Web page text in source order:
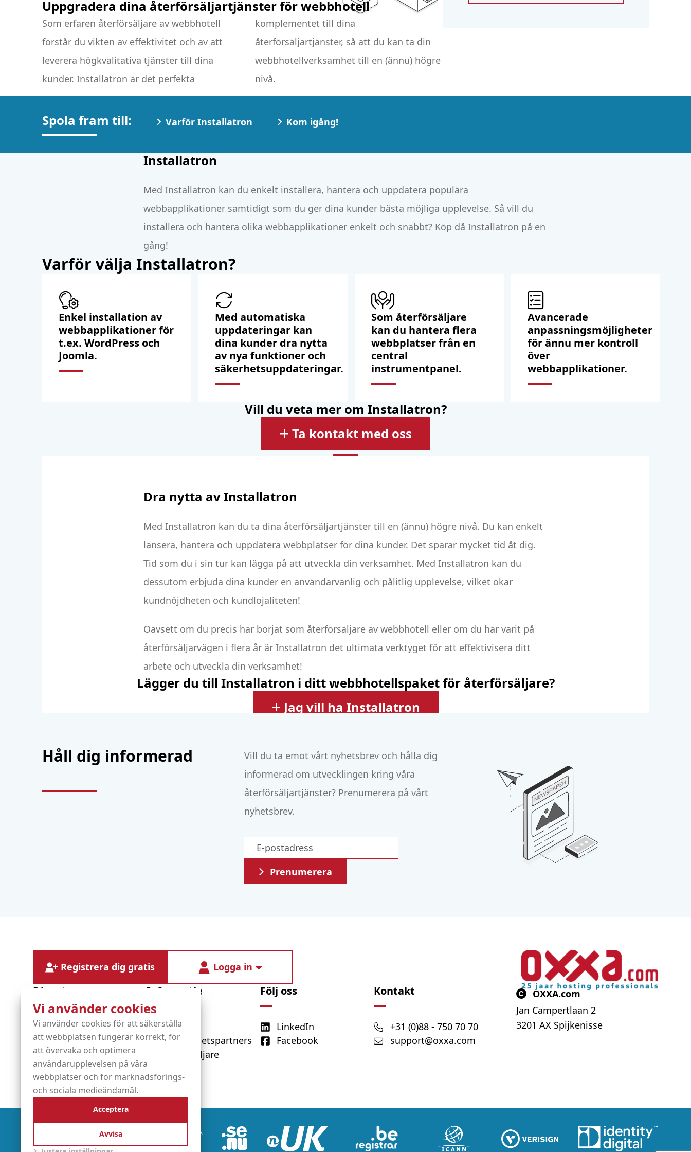
Vi använder cookies
Vi använder cookies för att säkerställa
att webbplatsen fungerar korrekt, för
att övervaka och optimera
användarupplevelsen på våra
webbplatser och för marknadsförings-
och sociala medieändamål.
Acceptera
Avvisa
Uppgradera dina återförsäljartjänster för webbhotell
Som erfaren återförsäljare av webbhotell
förstår du vikten av effektivitet och av att
leverera högkvalitativa tjänster till dina
kunder. Installatron är det perfekta
komplementet till dina
återförsäljartjänster, så att du kan ta din
webbhotellverksamhet till en (ännu) högre
nivå.
Spola fram till: Varför Installatron Kom igång!
Installatron
Med Installatron kan du enkelt installera, hantera och uppdatera populära
webbapplikationer samtidigt som du ger dina kunder bästa möjliga upplevelse. Så vill du
installera och hantera olika webbapplikationer enkelt och snabbt? Köp då Installatron på en
gång!
Varför välja Installatron?
Enkel installation av
webbapplikationer för
t.ex. WordPress och
Joomla.
Med automatiska
uppdateringar kan
dina kunder dra nytta
av nya funktioner och
säkerhetsuppdateringar.
Som återförsäljare
kan du hantera flera
webbplatser från en
central
instrumentpanel.
Avancerade
anpassningsmöjligheter
för ännu mer kontroll
över
webbapplikationer.
Vill du veta mer om Installatron?
Ta kontakt med oss
Dra nytta av Installatron
Med Installatron kan du ta dina återförsäljartjänster till en (ännu) högre nivå. Du kan enkelt
lansera, hantera och uppdatera webbplatser för dina kunder. Det sparar mycket tid åt dig.
Tid som du i sin tur kan lägga på att utveckla din verksamhet. Med Installatron kan du
dessutom erbjuda dina kunder en användarvänlig och pålitlig upplevelse, vilket ökar
kundnöjdheten och kundlojaliteten!
Oavsett om du precis har börjat som återförsäljare av webbhotell eller om du har varit på
återförsäljarvägen i flera år är Installatron det ultimata verktyget för att effektivisera ditt
arbete och utveckla din verksamhet!
Lägger du till Installatron i ditt webbhotellspaket för återförsäljare?
Jag vill ha Installatron
Håll dig informerad
Vill du ta emot vårt nyhetsbrev och hålla dig
informerad om utvecklingen kring våra
återförsäljartjänster? Prenumerera på vårt
nyhetsbrev.
Prenumerera
Registrera dig gratis Logga in
Diensten
Domännamn
Operatörstjänster
Hosting
SSL-certifikat
Informatie
Om OXXA
Våra samarbetspartners
Bli återförsäljare
Följ oss
LinkedIn
Facebook
Kontakt
+31 (0)88 - 750 70 70
support@oxxa.com
OXXA.com
Jan Campertlaan 2
3201 AX Spijkenisse